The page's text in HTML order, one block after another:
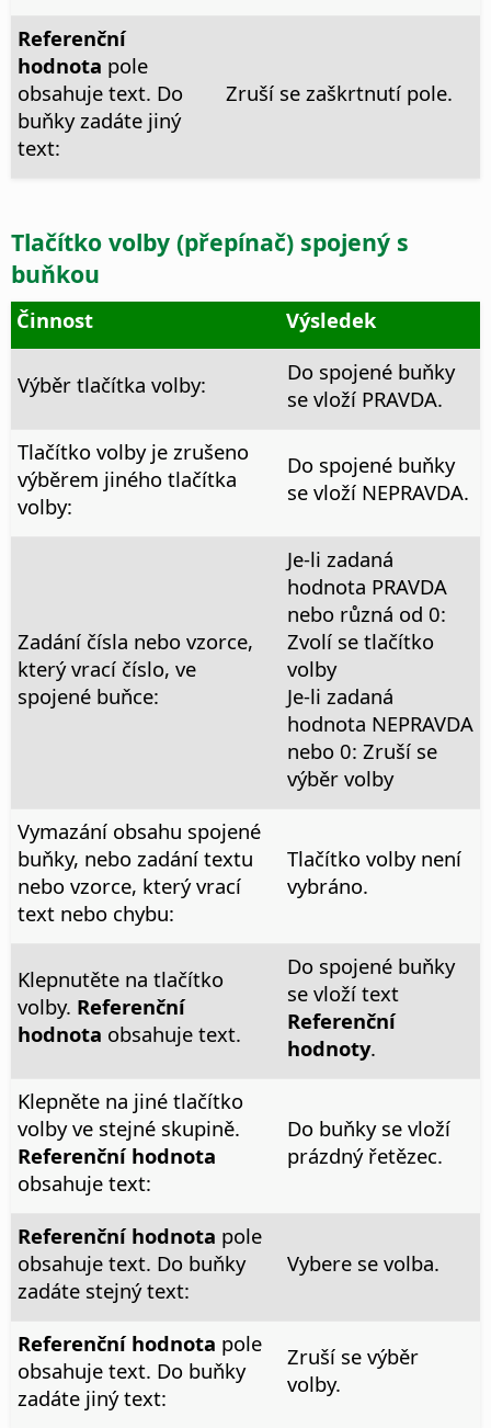
Referenční
hodnota pole
obsahuje text. Do
buňky zadáte jiný
text:
Zruší se zaškrtnutí pole.
Tlačítko volby (přepínač) spojený s
buňkou
Činnost Výsledek
Výběr tlačítka volby:
Do spojené buňky
se vloží PRAVDA.
Tlačítko volby je zrušeno
výběrem jiného tlačítka
volby:
Do spojené buňky
se vloží NEPRAVDA.
Zadání čísla nebo vzorce,
který vrací číslo, ve
spojené buňce:
Je-li zadaná
hodnota PRAVDA
nebo různá od 0:
Zvolí se tlačítko
volby
Je-li zadaná
hodnota NEPRAVDA
nebo 0: Zruší se
výběr volby
Vymazání obsahu spojené
buňky, nebo zadání textu
nebo vzorce, který vrací
text nebo chybu:
Tlačítko volby není
vybráno.
Klepnutěte na tlačítko
volby. Referenční
hodnota obsahuje text.
Do spojené buňky
se vloží text
Referenční
hodnoty.
Klepněte na jiné tlačítko
volby ve stejné skupině.
Referenční hodnota
obsahuje text:
Do buňky se vloží
prázdný řetězec.
Referenční hodnota pole
obsahuje text. Do buňky
zadáte stejný text:
Vybere se volba.
Referenční hodnota pole
obsahuje text. Do buňky
zadáte jiný text:
Zruší se výběr
volby.